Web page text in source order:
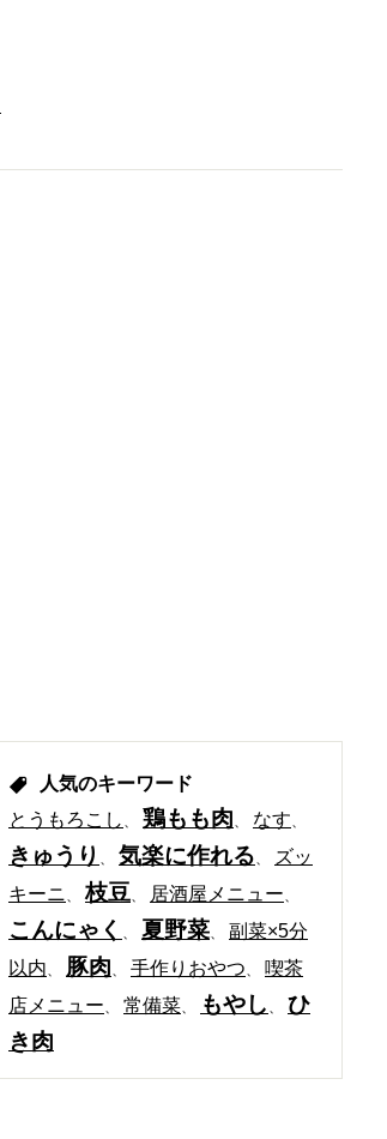
人気のキーワード
とうもろこし
鶏もも肉 なす
きゅうり 気楽に作れる
ズッ
キーニ
枝豆 居酒屋メニュー
こんにゃく 夏野菜
副菜×5分
以内
豚肉 手作りおやつ
喫茶
店メニュー
常備菜 もやし
ひ
き肉